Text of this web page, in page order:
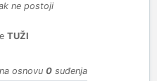
ne postoji
TUŽI
osnovu 0 suđenja